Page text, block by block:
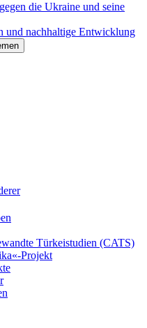
die Ukraine und seine
und nachhaltige Entwicklung
Türkeistudien (CATS)
Projekt